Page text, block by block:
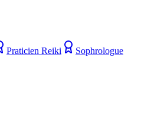
Praticien Reiki
Sophrologue